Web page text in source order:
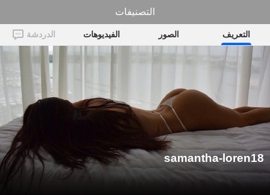
samantha-loren18
التعريف الصور الفيديوهات الدردشة
samantha-loren18
التصنيفات